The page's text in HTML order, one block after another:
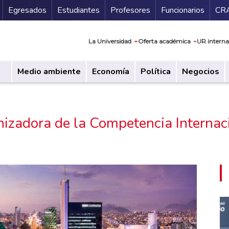
Secundario
Egresados Estudiantes Profesores Funcionarios
La Universidad Oferta académica UR
Medio ambiente Economía Política Negocios
de la Competencia